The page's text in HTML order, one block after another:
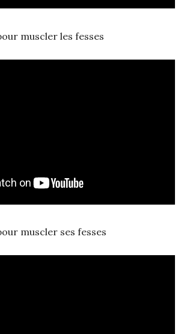
muscler les fesses
muscler ses fesses